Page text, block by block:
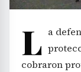
L a
cobraron